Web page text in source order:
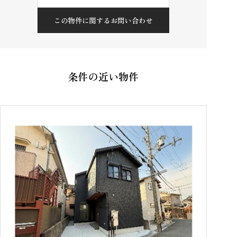
この物件に関するお問い合わせ
条件の近い物件